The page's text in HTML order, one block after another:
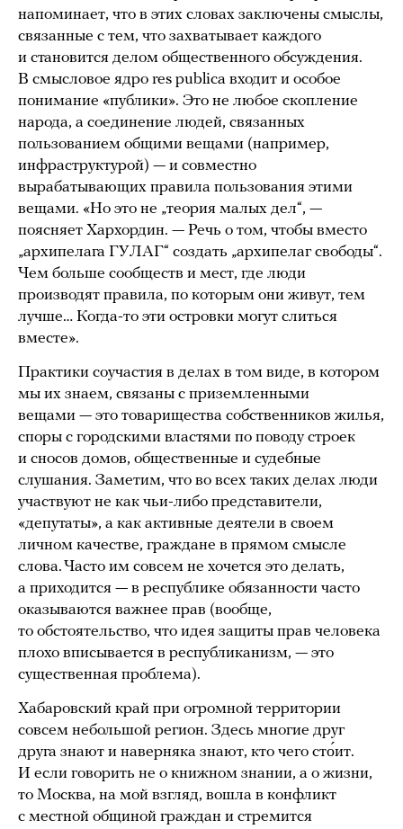
напоминает, что в этих словах заключены смыслы,
связанные с тем, что захватывает каждого
и становится делом общественного обсуждения.
В смысловое ядро res publica входит и особое
понимание «публики». Это не любое скопление
народа, а соединение людей, связанных
пользованием общими вещами (например,
инфраструктурой) — и совместно
вырабатывающих правила пользования этими
вещами. «Но это не „теория малых дел“, —
поясняет Хархордин. — Речь о том, чтобы вместо
„архипелага ГУЛАГ“ создать „архипелаг свободы“.
Чем больше сообществ и мест, где люди
производят правила, по которым они живут, тем
лучше… Когда-то эти островки могут слиться
вместе».
Практики соучастия в делах в том виде, в котором
мы их знаем, связаны с приземленными
вещами — это товарищества собственников жилья,
споры с городскими властями по поводу строек
и сносов домов, общественные и судебные
слушания. Заметим, что во всех таких делах люди
участвуют не как чьи-либо представители,
«депутаты», а как активные деятели в своем
личном качестве, граждане в прямом смысле
слова. Часто им совсем не хочется это делать,
а приходится — в республике обязанности часто
оказываются важнее прав (вообще,
то обстоятельство, что идея защиты прав человека
плохо вписывается в республиканизм, — это
существенная проблема).
Хабаровский край при огромной территории
совсем небольшой регион. Здесь многие друг
друга знают и наверняка знают, кто чего сто́ит.
И если говорить не о книжном знании, а о жизни,
то Москва, на мой взгляд, вошла в конфликт
с местной общиной граждан и стремится